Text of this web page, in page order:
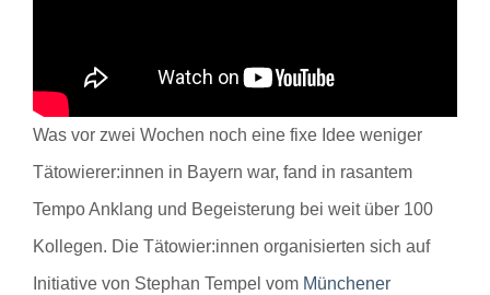
Was vor zwei Wochen noch eine fixe Idee weniger
Tätowierer:innen in Bayern war, fand in rasantem
Tempo Anklang und Begeisterung bei weit über 100
Kollegen. Die Tätowier:innen organisierten sich auf
Initiative von Stephan Tempel vom Münchener